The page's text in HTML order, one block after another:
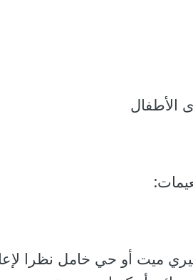
الأطفال
ميت أو حي خامل نظرا